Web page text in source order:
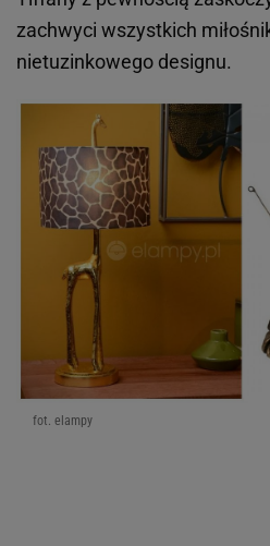
zachwyci wszystkich
nietuzinkowego designu.
fot. elampy